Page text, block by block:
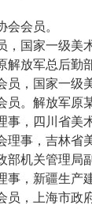
会员。
国家一级美
，原解放军
，国家一级
。解放军原
，四川省美
理事，吉林省
机关管理局
，新疆生产
，上海市政